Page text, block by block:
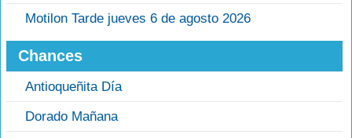
Motilon Tarde jueves 6 de agosto 2026
Chances
Antioqueñita Día
Dorado Mañana